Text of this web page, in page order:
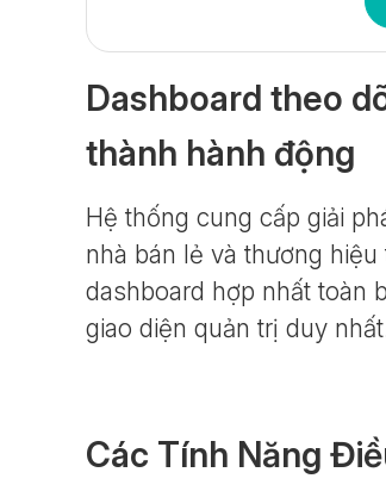
Dashboard theo
thành hành động
Hệ thống cung cấp giải
nhà bán lẻ và thương
dashboard hợp nhất toàn
giao diện quản trị duy
Các Tính Năng